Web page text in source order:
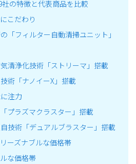
の特徴と代表商品を比較
こだわり
「フィルター自動清掃ユニット」
清浄化技術「ストリーマ」搭載
術「ナノイーX」搭載
注力
プラズマクラスター」搭載
技術「デュアルブラスター」搭載
ーズナブルな価格帯
な価格帯